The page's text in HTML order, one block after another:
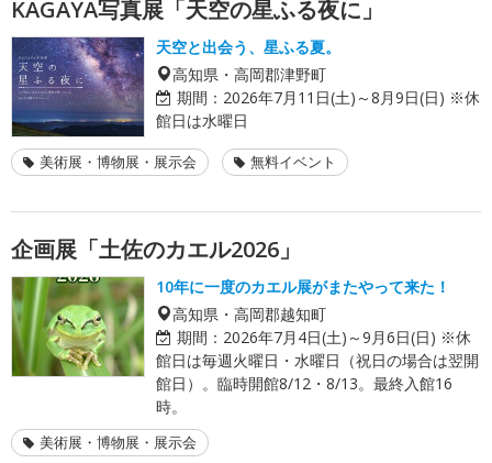
KAGAYA写真展「天空の星ふる夜に」
天空と出会う、星ふる夏。
高知県・高岡郡津野町
期間： 2026年7月11日(土)～8月9日(日) ※休
館日は水曜日
美術展・博物展・展示会 無料イベント
企画展「土佐のカエル2026」
10年に一度のカエル展がまたやって来た！
高知県・高岡郡越知町
期間： 2026年7月4日(土)～9月6日(日) ※休
館日は毎週火曜日・水曜日（祝日の場合は翌開
館日）。臨時開館8/12・8/13。最終入館16
時。
美術展・博物展・展示会